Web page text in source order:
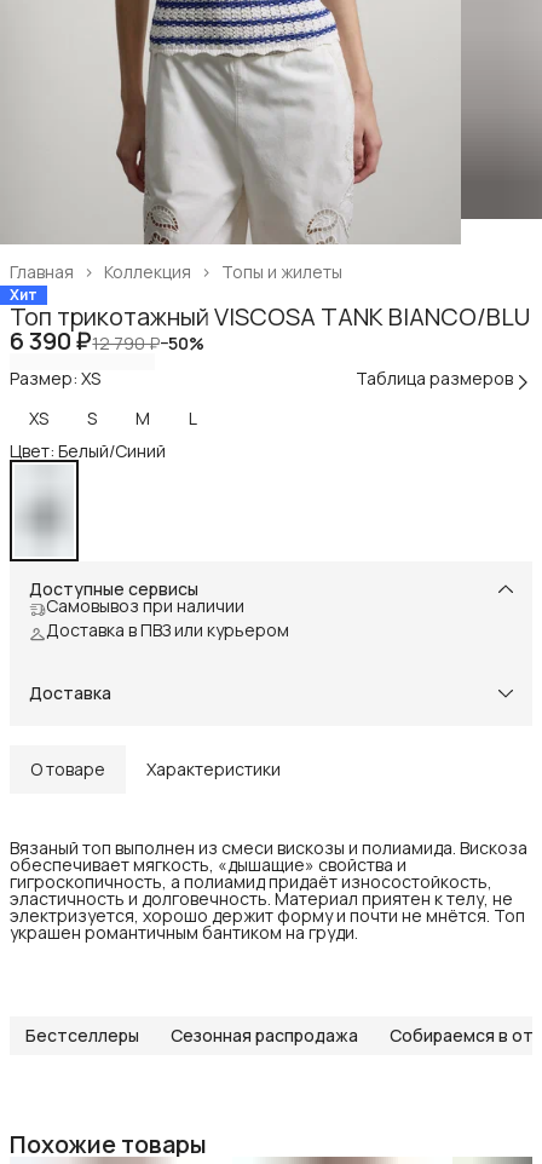
Топы и жилеты
Коллекция ›
Главная ›
Хит
Топ трикотажный VISCOSA TANK BIANCO/BLU
6 390 ₽12 790 ₽−50%
Размер: XS
Таблица размеров
XS
S M
L
Цвет: Белый/Синий
Доступные сервисы
Самовывоз при наличии
Доставка в ПВЗ или курьером
Доставка
О товаре Характеристики
Вязаный топ выполнен из смеси вискозы и полиамида. Вискоза
обеспечивает мягкость, «дышащие» свойства и
гигроскопичность, а полиамид придаёт износостойкость,
эластичность и долговечность. Материал приятен к телу, не
электризуется, хорошо держит форму и почти не мнётся. Топ
украшен романтичным бантиком на груди.
Бестселлеры Сезонная распродажа Собираемся в
Похожие товары